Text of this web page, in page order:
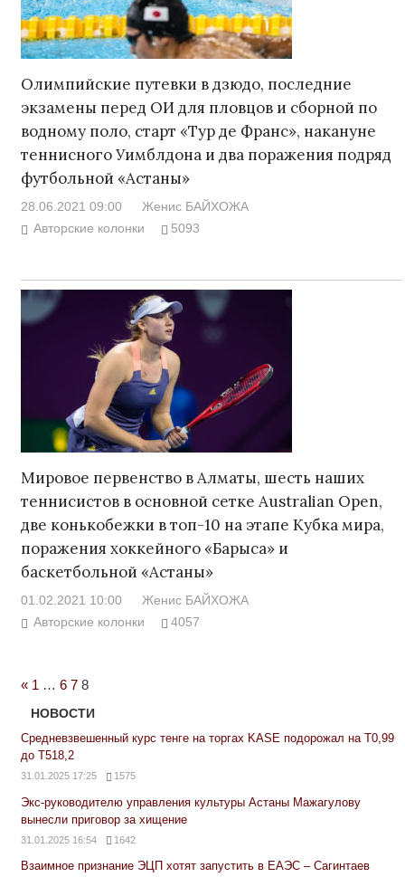
Олимпийские путевки в дзюдо, последние
экзамены перед ОИ для пловцов и сборной по
водному поло, старт «Тур де Франс», накануне
теннисного Уимблдона и два поражения подряд
футбольной «Астаны»
28.06.2021 09:00
Женис БАЙХОЖА
Авторские колонки
5093
Мировое первенство в Алматы, шесть наших
теннисистов в основной сетке Australian Open,
две конькобежки в топ-10 на этапе Кубка мира,
поражения хоккейного «Барыса» и
баскетбольной «Астаны»
01.02.2021 10:00
Женис БАЙХОЖА
Авторские колонки
4057
«Previous
Posts
1 … 6 7 8
НОВОСТИ
Средневзвешенный курс тенге на торгах KASE подорожал на Т0,99
до Т518,2
31.01.2025 17:25 1575
Экс-руководителю управления культуры Астаны Мажагулову
вынесли приговор за хищение
31.01.2025 16:54 1642
Взаимное признание ЭЦП хотят запустить в ЕАЭС – Сагинтаев